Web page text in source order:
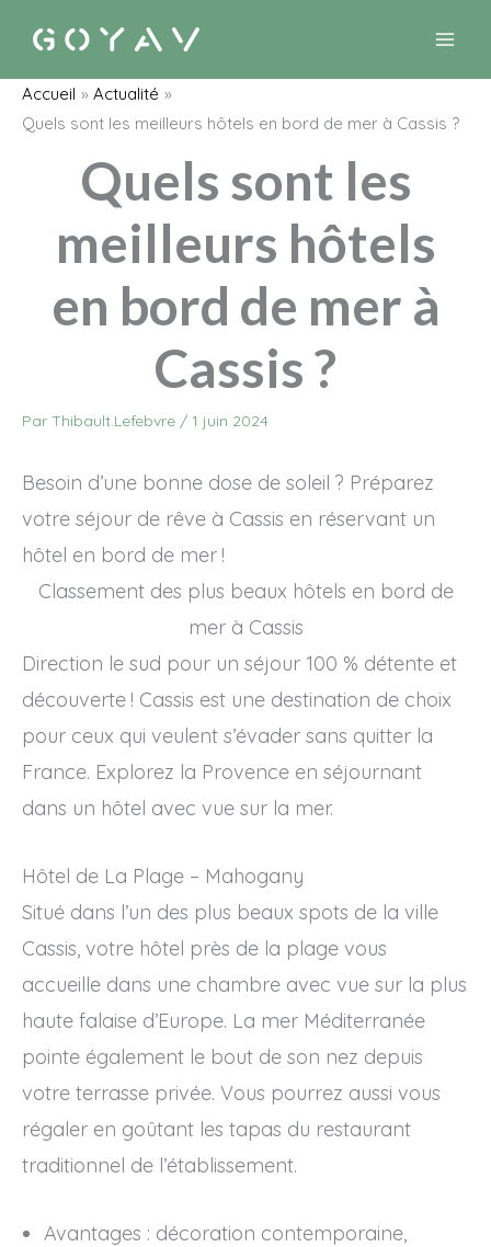
Accueil
Actualité
Quels sont les meilleurs hôtels en bord de mer à Cassis ?
Quels sont les
meilleurs hôtels
en bord de mer à
Cassis ?
Par Thibault.Lefebvre / 1 juin 2024
Besoin d’une bonne dose de soleil ? Préparez
votre séjour de rêve à Cassis en réservant un
hôtel en bord de mer !
Classement des plus beaux hôtels en bord de
mer à Cassis
Direction le sud pour un séjour 100 % détente et
découverte ! Cassis est une destination de choix
pour ceux qui veulent s’évader sans quitter la
France. Explorez la Provence en séjournant
dans un hôtel avec vue sur la mer.
Hôtel de La Plage – Mahogany
Situé dans l’un des plus beaux spots de la ville
Cassis, votre hôtel près de la plage vous
accueille dans une chambre avec vue sur la plus
haute falaise d’Europe. La mer Méditerranée
pointe également le bout de son nez depuis
votre terrasse privée. Vous pourrez aussi vous
régaler en goûtant les tapas du restaurant
traditionnel de l’établissement.
Avantages : décoration contemporaine,